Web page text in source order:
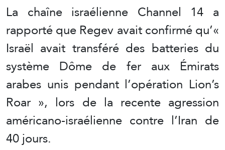
La chaîne israélienne Channel 14 a
rapporté que Regev avait confirmé qu’«
Israël avait transféré des batteries du
système Dôme de fer aux Émirats
arabes unis pendant l’opération Lion’s
Roar », lors de la recente agression
américano-israélienne contre l’Iran de
40 jours.